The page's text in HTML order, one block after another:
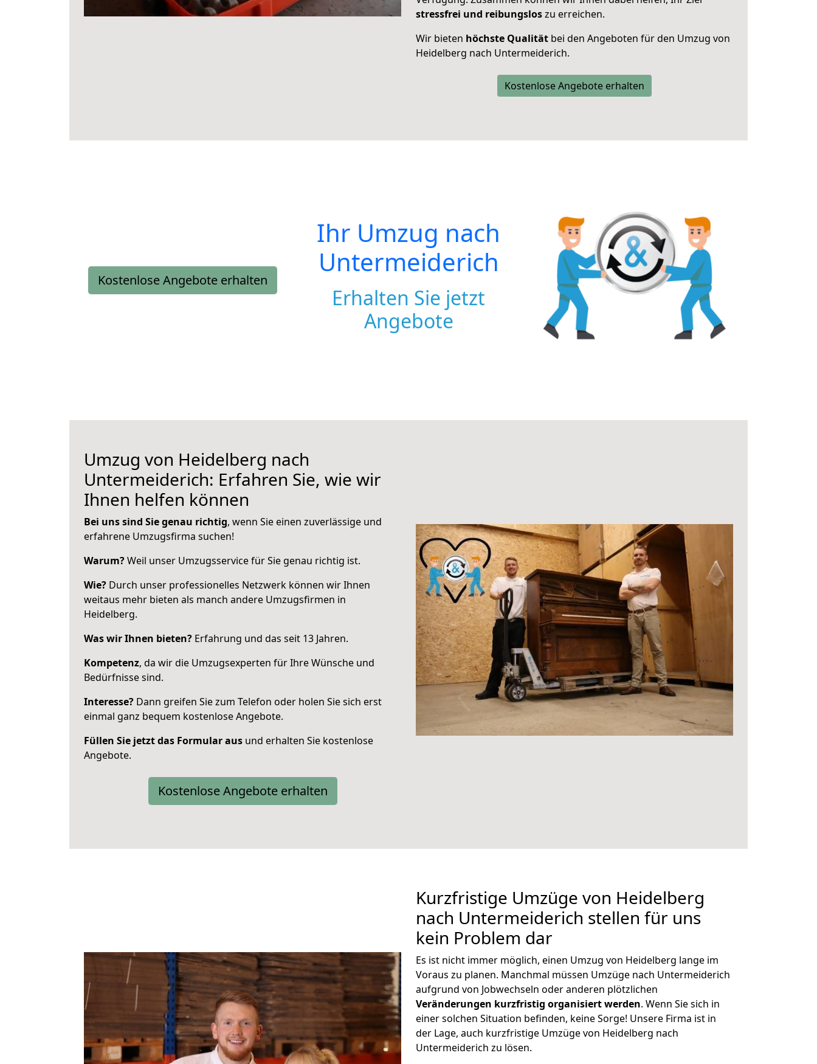
stressfrei und reibungsloszu erreichen.
Wir bieten höchste Qualität bei den Angeboten für den Umzug von
Heidelberg nach Untermeiderich.
Kostenlose Angebote erhalten
Kostenlose Angebote erhalten
Ihr Umzug nach
Untermeiderich
Erhalten Sie jetzt
Angebote
Umzug von Heidelberg nach
Untermeiderich: Erfahren Sie, wie wir
Ihnen helfen können
Bei uns sind Sie genau richtig, wenn Sie einen zuverlässige und
erfahrene Umzugsfirma suchen!
Warum?Weil unser Umzugsservice für Sie genau richtig ist.
Wie? Durch unser professionelles Netzwerk können wir Ihnen
weitaus mehr bieten als manch andere Umzugsfirmen in
Heidelberg.
Was wir Ihnen bieten? Erfahrung und das seit 13 Jahren.
Kompetenz, da wir die Umzugsexperten für Ihre Wünsche und
Bedürfnisse sind.
Interesse? Dann greifen Sie zum Telefon oder holen Sie sich erst
einmal ganz bequem kostenlose Angebote.
Füllen Sie jetzt das Formular aus und erhalten Sie kostenlose
Angebote.
Kostenlose Angebote erhalten
Kurzfristige Umzüge von Heidelberg
nach Untermeiderich stellen für uns
kein Problem dar
Es ist nicht immer möglich, einen Umzug von Heidelberg lange im
Voraus zu planen. Manchmal müssen Umzüge nach Untermeiderich
aufgrund von Jobwechseln oder anderen plötzlichen
Veränderungen kurzfristig organisiert werden. Wenn Sie sich in
einer solchen Situation befinden, keine Sorge! Unsere Firma ist in
der Lage, auch kurzfristige Umzüge von Heidelberg nach
Untermeiderich zu lösen.